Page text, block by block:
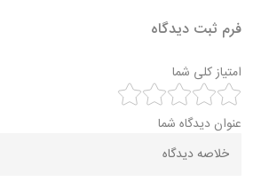
فرم ثبت دیدگاه
امتیاز کلی شما
عنوان دیدگاه شما